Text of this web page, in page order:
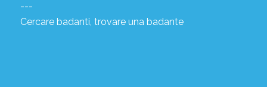
---
Cercare badanti, trovare una badante